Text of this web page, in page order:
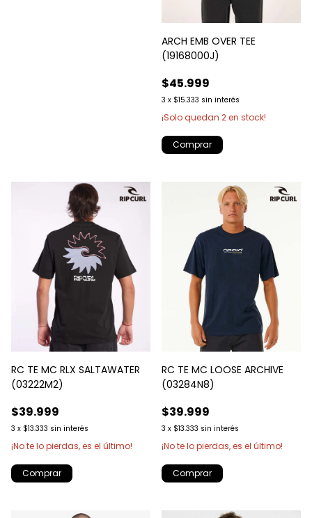
ARCH EMB OVER TEE
(19168000J)
$45.999
3 x $15.333 sin interés
¡Solo quedan 2en stock!
Comprar
RC TE MC RLX SALTAWATER
(03222M2)
$39.999
3 x $13.333 sin interés
¡No te lo pierdas, es el último!
Comprar
RC TE MC LOOSE ARCHIVE
(03284N8)
$39.999
3 x $13.333 sin interés
¡No te lo pierdas, es el último!
Comprar